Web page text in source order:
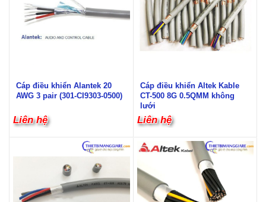
Cáp điều khiển Alantek 20
AWG 3 pair (301-CI9303-0500)
Liên hệ
Cáp điều khiển Altek Kable
CT-500 8G 0.5QMM không
lưới
Liên hệ